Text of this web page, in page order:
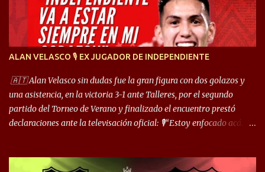
gusta mucho jugar de 9, y juego sin problemas por derecha
también. Jugar de 9 y de extremo por izquierda es diferente. A mi
me gusta jugar por fuera, porque tengo mas posibilidades de
encarar, de enganchar. Pero yo soy un hombre que pica mucho y
arco y tengo más posibilidades”. Sobre lo que le pide el DT,
comentó: “Cuando juego de 9, obviamente me pide presionar, y
cuand...
ALAN VELASCO 🎙 EX JUGADOR DE INDEPENDIENTE
🇦🇹 Alan Velasco sin dudas fue la gran figura con dos golazos y
una asistencia, en la victoria 3-1 ante Talleres, por el segundo
partido del Torneo de Verano y finalizado el encuentro prestó
declaraciones ante la televisación oficial: 🎙️“Estoy enfocado acá.
ojalá sea lo mejor para el club y para mí. Independiente va a estar